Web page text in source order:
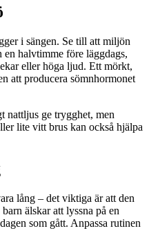
i sängen. Se till att miljön
halvtimme före läggdags,
eller höga ljud. Ett mörkt,
att producera sömnhormonet
nattljus ge trygghet, men
lite vitt brus kan också hjälpa
lång – det viktiga är att den
älskar att lyssna på en
som gått. Anpassa rutinen